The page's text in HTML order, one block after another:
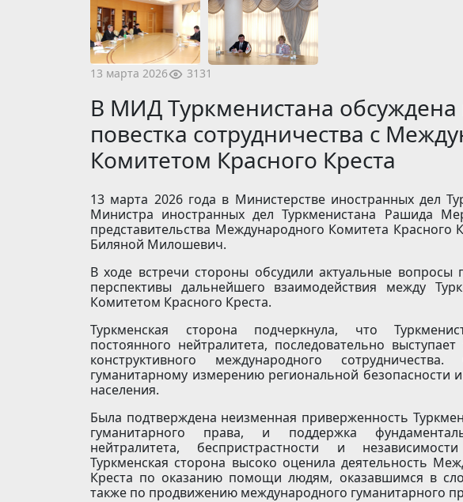
13 марта 2026 3131
В МИД Туркменистана обсуждена
повестка сотрудничества с
Комитетом Красного Креста
13 марта 2026 года в Министерстве иностранных дел
Министра иностранных дел Туркменистана Рашида
представительства Международного Комитета Красного
Биляной Милошевич.
В ходе встречи стороны обсудили актуальные вопросы
перспективы дальнейшего взаимодействия между
Комитетом Красного Креста.
Туркменская сторона подчеркнула, что
постоянного нейтралитета, последовательно
конструктивного международного
гуманитарному измерению региональной безопасности
населения.
Была подтверждена неизменная приверженность
гуманитарного права, и поддержка
нейтралитета, беспристрастности и
Туркменская сторона высоко оценила деятельность
Креста по оказанию помощи людям, оказавшимся в
также по продвижению международного гуманитарного